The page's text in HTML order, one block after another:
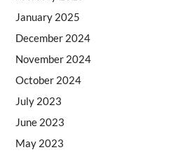
January 2025
December 2024
November 2024
October 2024
July 2023
June 2023
May 2023